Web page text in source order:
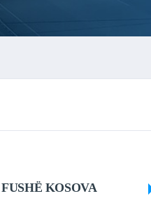
FUSHË KOSOVA